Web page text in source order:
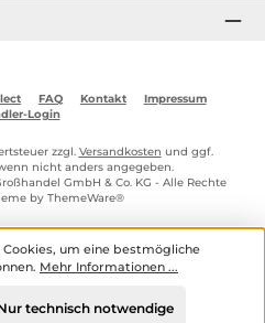
FAQ Kontakt
Impressum
Login
zzgl. Versandkosten und ggf.
nicht anders angegeben.
GmbH & Co. KG - Alle Rechte
by ThemeWare®
um eine bestmögliche
Mehr Informationen ...
technisch notwendige